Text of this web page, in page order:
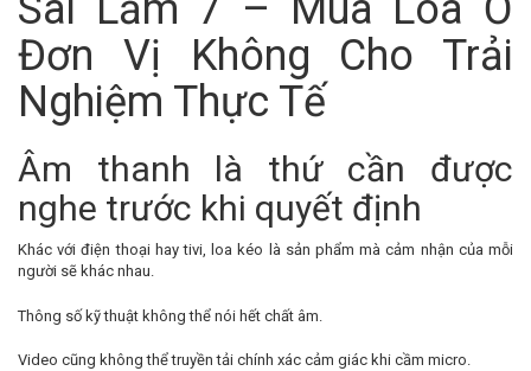
Đơn Vị Không Cho Trải
Nghiệm Thực Tế
Âm thanh là thứ cần được
nghe trước khi quyết định
Khác với điện thoại hay tivi, loa kéo là sản phẩm mà cảm nhận của mỗi
người sẽ khác nhau.
Thông số kỹ thuật không thể nói hết chất âm.
Video cũng không thể truyền tải chính xác cảm giác khi cầm micro.